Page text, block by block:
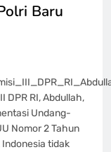
Baru
DPR RI, Abdullah,
Undang-
Nomor 2 Tahun
tidak